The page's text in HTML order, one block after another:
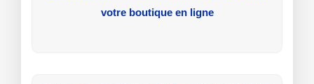
votre boutique en ligne